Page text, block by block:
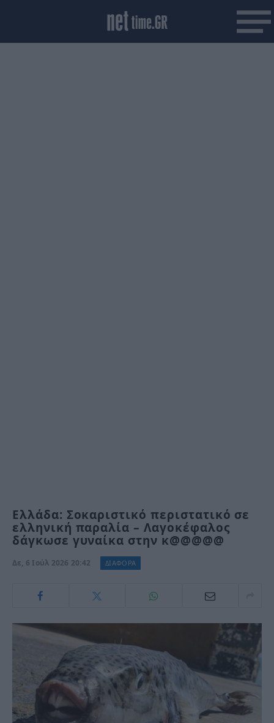
Ελλάδα: Σοκαριστικό περιστατικό σε
ελληνική παραλία – Λαγοκέφαλος
δάγκωσε γυναίκα στην κ@@@@@
Δε, 6 Ιούλ 2026 20:42 ΔΙΑΦΟΡΑ